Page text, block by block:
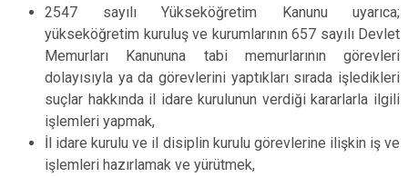
2547 sayılı Yükseköğretim Kanunu uyarıca;
yükseköğretim kuruluş ve kurumlarının 657 sayılı Devlet
Memurları Kanununa tabi memurlarının görevleri
dolayısıyla ya da görevlerini yaptıkları sırada işledikleri
suçlar hakkında il idare kurulunun verdiği kararlarla ilgili
işlemleri yapmak,
İl idare kurulu ve il disiplin kurulu görevlerine ilişkin iş ve
işlemleri hazırlamak ve yürütmek,